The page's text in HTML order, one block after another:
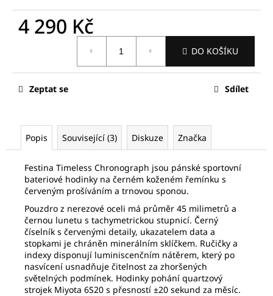
4 290 Kč
DO KOŠÍKU
Zeptat se Sdílet
Popis Související (3) Diskuze Značka
Festina Timeless Chronograph jsou pánské sportovní
bateriové hodinky na černém koženém řemínku s
červeným prošíváním a trnovou sponou.
Pouzdro z nerezové oceli má průměr 45 milimetrů a
černou lunetu s tachymetrickou stupnicí. Černý
číselník s červenými detaily, ukazatelem data a
stopkami je chráněn minerálním sklíčkem. Ručičky a
indexy disponují luminiscenčním nátěrem, který po
nasvícení usnadňuje čitelnost za zhoršených
světelných podmínek. Hodinky pohání quartzový
strojek Miyota 6S20 s přesností ±20 sekund za měsíc.
e
m
FREDERIQUE
CONSTANT
FC-
705S4S6
490
Původně:
700